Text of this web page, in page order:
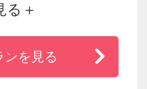
ら先斗町や祇園に
の中心地に、ラグジ
ル。
る
ンを見る